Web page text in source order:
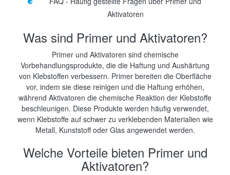
Aktivatoren
Was sind Primer und Aktivatoren?
Primer und Aktivatoren sind chemische
Vorbehandlungsprodukte, die die Haftung und Aushärtung
von Klebstoffen verbessern. Primer bereiten die Oberfläche
vor, indem sie diese reinigen und die Haftung erhöhen,
während Aktivatoren die chemische Reaktion der Klebstoffe
beschleunigen. Diese Produkte werden häufig verwendet,
wenn Klebstoffe auf schwer zu verklebenden Materialien wie
Metall, Kunststoff oder Glas angewendet werden.
Welche Vorteile bieten Primer und
Aktivatoren?